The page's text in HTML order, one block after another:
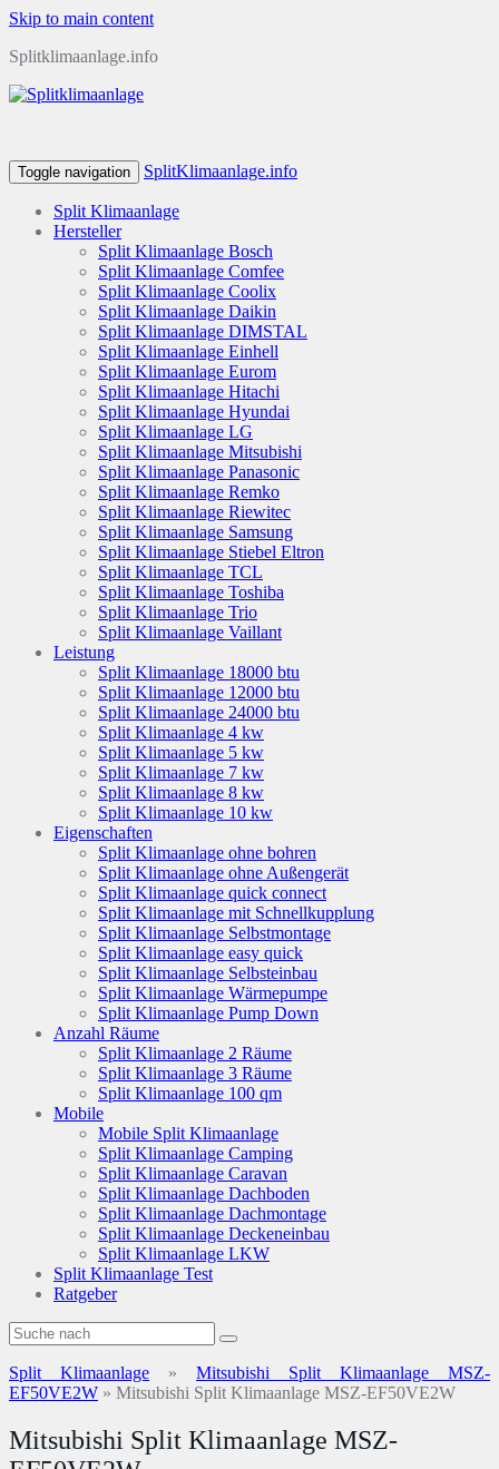
Skip to main content
Splitklimaanlage.info
Toggle navigation SplitKlimaanlage.info
Split Klimaanlage
Hersteller
Split Klimaanlage Bosch
Split Klimaanlage Comfee
Split Klimaanlage Coolix
Split Klimaanlage Daikin
Split Klimaanlage DIMSTAL
Split Klimaanlage Einhell
Split Klimaanlage Eurom
Split Klimaanlage Hitachi
Split Klimaanlage Hyundai
Split Klimaanlage LG
Split Klimaanlage Mitsubishi
Split Klimaanlage Panasonic
Split Klimaanlage Remko
Split Klimaanlage Riewitec
Split Klimaanlage Samsung
Split Klimaanlage Stiebel Eltron
Split Klimaanlage TCL
Split Klimaanlage Toshiba
Split Klimaanlage Trio
Split Klimaanlage Vaillant
Leistung
Split Klimaanlage 18000 btu
Split Klimaanlage 12000 btu
Split Klimaanlage 24000 btu
Split Klimaanlage 4 kw
Split Klimaanlage 5 kw
Split Klimaanlage 7 kw
Split Klimaanlage 8 kw
Split Klimaanlage 10 kw
Eigenschaften
Split Klimaanlage ohne bohren
Split Klimaanlage ohne Außengerät
Split Klimaanlage quick connect
Split Klimaanlage mit Schnellkupplung
Split Klimaanlage Selbstmontage
Split Klimaanlage easy quick
Split Klimaanlage Selbsteinbau
Split Klimaanlage Wärmepumpe
Split Klimaanlage Pump Down
Anzahl Räume
Split Klimaanlage 2 Räume
Split Klimaanlage 3 Räume
Split Klimaanlage 100 qm
Mobile
Mobile Split Klimaanlage
Split Klimaanlage Camping
Split Klimaanlage Caravan
Split Klimaanlage Dachboden
Split Klimaanlage Dachmontage
Split Klimaanlage Deckeneinbau
Split Klimaanlage LKW
Split Klimaanlage Test
Ratgeber
Split Klimaanlage » Mitsubishi Split Klimaanlage MSZ-
EF50VE2W » Mitsubishi Split Klimaanlage MSZ-EF50VE2W
Mitsubishi Split Klimaanlage MSZ-